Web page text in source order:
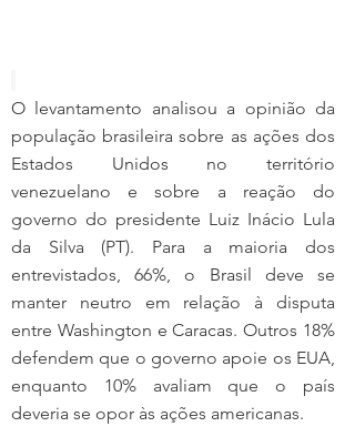
O levantamento analisou a opinião da
população brasileira sobre as ações dos
Estados Unidos no território
venezuelano e sobre a reação do
governo do presidente Luiz Inácio Lula
da Silva (PT). Para a maioria dos
entrevistados, 66%, o Brasil deve se
manter neutro em relação à disputa
entre Washington e Caracas. Outros 18%
defendem que o governo apoie os EUA,
enquanto 10% avaliam que o país
deveria se opor às ações americanas.